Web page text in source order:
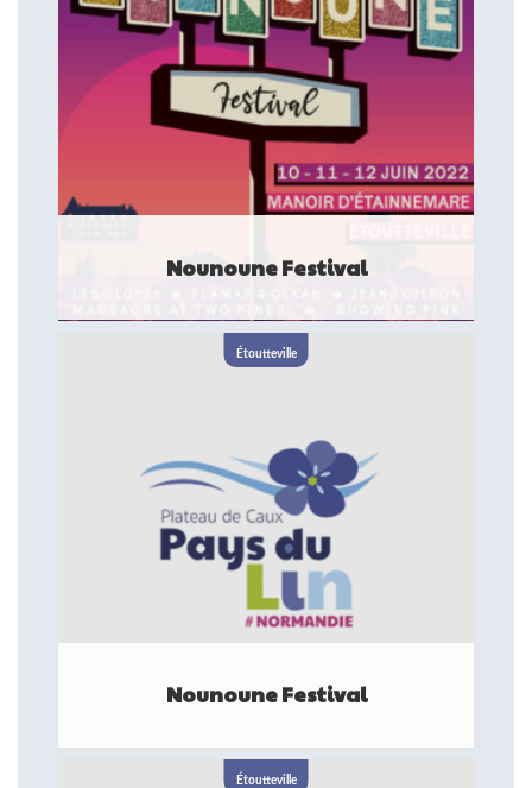
Nounoune Festival
Rendez-vous les 10, 11 et 12 juin au Manoir d'Etainnemare
(76) pour la toute première édition du Nounoune Festival !
Étoutteville
Nounoune Festival
FESTIVAL
Étoutteville